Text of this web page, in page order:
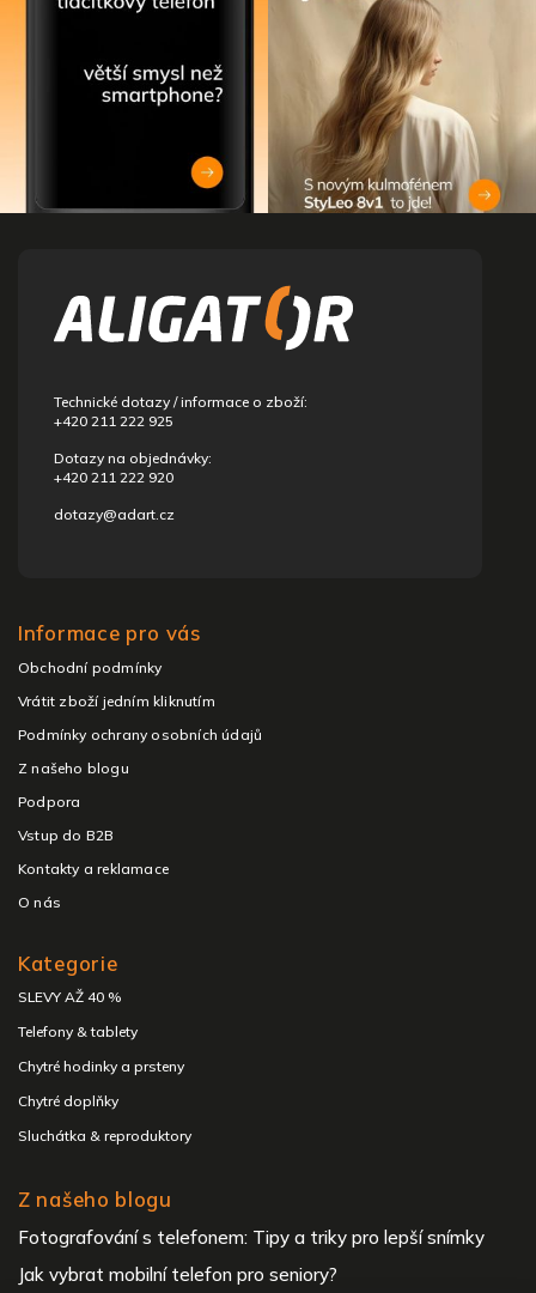
Technické dotazy / informace o zboží:
+420 211 222 925
Dotazy na objednávky:
+420 211 222 920
dotazy@adart.cz
Informace pro vás
Obchodní podmínky
Vrátit zboží jedním kliknutím
Podmínky ochrany osobních údajů
Z našeho blogu
Podpora
Vstup do B2B
Kontakty a reklamace
O nás
Kategorie
SLEVY AŽ 40 %
Telefony & tablety
Chytré hodinky a prsteny
Chytré doplňky
Sluchátka & reproduktory
Z našeho blogu
Fotografování s telefonem: Tipy a triky pro lepší snímky
Jak vybrat mobilní telefon pro seniory?